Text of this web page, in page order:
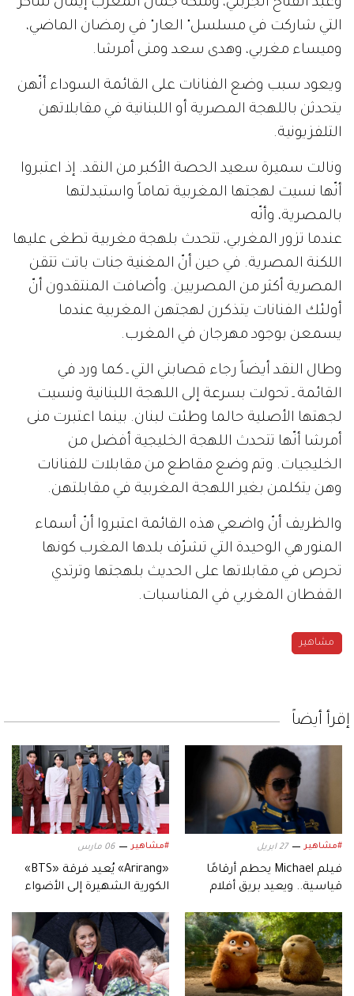
وعبد الفتاح الجربني، وملكة جمال المغرب إيمان شاكر
التي شاركت في مسلسل" العار" في رمضان الماضي،
وميساء مغربي، وهدى سعد ومنى أمرشا.
ويعود سبب وضع الفنانات على القائمة السوداء أنّهن
يتحدثن باللهجة المصرية أو اللبنانية في مقابلاتهن
التلفزيونية.
ونالت سميرة سعيد الحصة الأكبر من النقد. إذ اعتبروا
أنّها نسيت لهجتها المغربية تماماً واستبدلتها
بالمصرية، وأنّه
عندما تزور المغربي، تتحدث بلهجة مغربية تطغى عليها
اللكنة المصرية. في حين أنّ المغنية جنات باتت تتقن
المصرية أكثر من المصريين. وأضافت المنتقدون أنّ
أولئك الفنانات يتذكرن لهجتهن المغربية عندما
يسمعن بوجود مهرجان في المغرب.
وطال النقد أيضاً رجاء قصابني التي ـ كما ورد في
القائمة ـ تحولت بسرعة إلى اللهجة اللبنانية ونسيت
لجهتها الأصلية حالما وطئت لبنان. بينما اعتبرت منى
أمرشا أنّها تتحدث اللهجة الخليجية أفضل من
الخليجيات. وتم وضع مقاطع من مقابلات للفنانات
وهن يتكلمن بغير اللهجة المغربية في مقابلتهن.
والظريف أنّ واضعي هذه القائمة اعتبروا أنّ أسماء
المنور هي الوحيدة التي تشرّف بلدها المغرب كونها
تحرص في مقابلاتها على الحديث بلهجتها وترتدي
القفطان المغربي في المناسبات.
مشاهير
إقرأ أيضاً
#مشاهير 27 ابريل
فيلم Michael يحطم أرقامًا
قياسية.. ويعيد بريق أفلام
#مشاهير 06 مارس
«Arirang» يُعيد فرقة «BTS»
الكورية الشهيرة إلى الأضواء